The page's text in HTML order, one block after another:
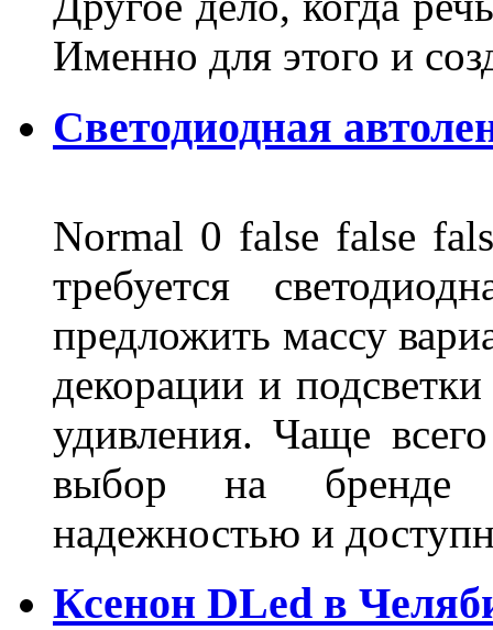
Именно для этого и
Светодиодная
Normal 0 false false
требуется
предложить массу
декорации и
удивления. Чаще
выбор на бренде
надежностью и
Ксенон DLed в